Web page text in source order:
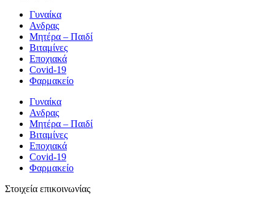
Γυναίκα
Ανδρας
Μητέρα – Παιδί
Βιταμίνες
Εποχιακά
Covid-19
Φαρμακείο
Γυναίκα
Ανδρας
Μητέρα – Παιδί
Βιταμίνες
Εποχιακά
Covid-19
Φαρμακείο
Στοιχεία επικοινωνίας